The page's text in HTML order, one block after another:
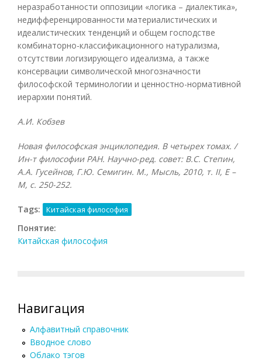
неразработанности оппозиции «логика – диалектика»,
недифференцированности материалистических и
идеалистических тенденций и общем господстве
комбинаторно-классификационного натурализма,
отсутствии логизирующего идеализма, а также
консервации символической многозначности
философской терминологии и ценностно-нормативной
иерархии понятий.
А.И. Кобзев
Новая философская энциклопедия. В четырех томах. /
Ин-т философии РАН. Научно-ред. совет: В.С. Степин,
А.А. Гусейнов, Г.Ю. Семигин. М., Мысль, 2010, т. II, Е –
М, с. 250-252.
Tags: Китайская философия
Понятие:
Китайская философия
Навигация
Алфавитный справочник
Вводное слово
Облако тэгов